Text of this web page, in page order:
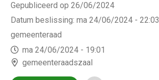
Gepubliceerd op 26/06/2024
Datum beslissing: ma 24/06/2024 - 22:03
gemeenteraad
ma 24/06/2024 - 19:01
gemeenteraadszaal